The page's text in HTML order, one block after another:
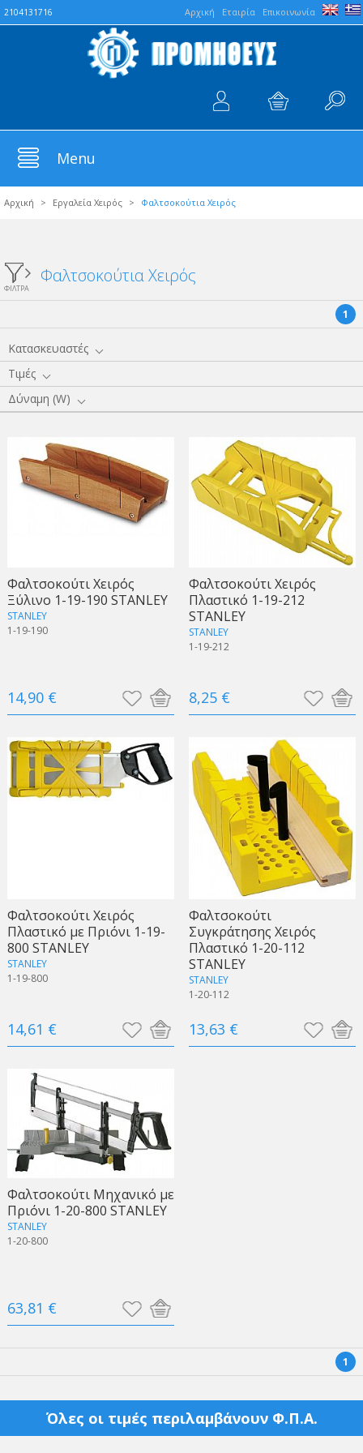
Aρχική Εταιρία Επικοινωνία
2104131716
Menu
Αρχική > Εργαλεία Χειρός > Φαλτσοκούτια Χειρός
ΦΙΛΤΡΑ
Φαλτσοκούτια Χειρός
1
Κατασκευαστές
Τιμές
Δύναμη (W)
Φαλτσοκούτι Χειρός
Ξύλινο 1-19-190 STANLEY
STANLEY
1-19-190
14,90 €
Φαλτσοκούτι Χειρός
Πλαστικό 1-19-212
STANLEY
STANLEY
1-19-212
8,25 €
Φαλτσοκούτι Χειρός
Πλαστικό με Πριόνι 1-19-
800 STANLEY
STANLEY
1-19-800
14,61 €
Φαλτσοκούτι
Συγκράτησης Χειρός
Πλαστικό 1-20-112
STANLEY
STANLEY
1-20-112
13,63 €
Φαλτσοκούτι Μηχανικό με
Πριόνι 1-20-800 STANLEY
STANLEY
1-20-800
63,81 €
1
Όλες οι τιμές περιλαμβάνουν Φ.Π.Α.